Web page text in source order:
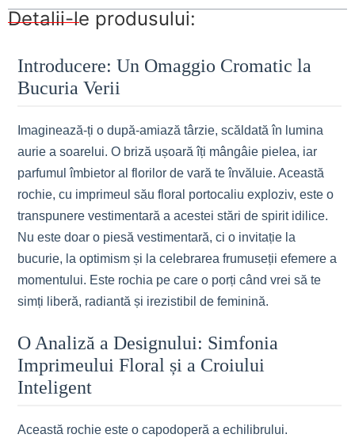
Detalii-le produsului:
Introducere: Un Omaggio Cromatic la
Bucuria Verii
Imaginează-ți o după-amiază târzie, scăldată în lumina
aurie a soarelui. O briză ușoară îți mângâie pielea, iar
parfumul îmbietor al florilor de vară te învăluie. Această
rochie, cu imprimeul său floral portocaliu exploziv, este o
transpunere vestimentară a acestei stări de spirit idilice.
Nu este doar o piesă vestimentară, ci o invitație la
bucurie, la optimism și la celebrarea frumuseții efemere a
momentului. Este rochia pe care o porți când vrei să te
simți liberă, radiantă și irezistibil de feminină.
O Analiză a Designului: Simfonia
Imprimeului Floral și a Croiului
Inteligent
Această rochie este o capodoperă a echilibrului.